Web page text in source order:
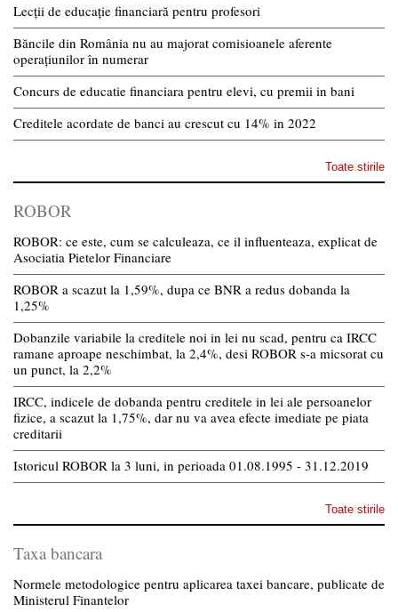
Lecții de educație financiară pentru profesori
Băncile din România nu au majorat comisioanele aferente
operațiunilor în numerar
Concurs de educatie financiara pentru elevi, cu premii in bani
Creditele acordate de banci au crescut cu 14% in 2022
Toate stirile
ROBOR
ROBOR: ce este, cum se calculeaza, ce il influenteaza, explicat de
Asociatia Pietelor Financiare
ROBOR a scazut la 1,59%, dupa ce BNR a redus dobanda la
1,25%
Dobanzile variabile la creditele noi in lei nu scad, pentru ca IRCC
ramane aproape neschimbat, la 2,4%, desi ROBOR s-a micsorat cu
un punct, la 2,2%
IRCC, indicele de dobanda pentru creditele in lei ale persoanelor
fizice, a scazut la 1,75%, dar nu va avea efecte imediate pe piata
creditarii
Istoricul ROBOR la 3 luni, in perioada 01.08.1995 - 31.12.2019
Toate stirile
Taxa bancara
Normele metodologice pentru aplicarea taxei bancare, publicate de
Ministerul Finantelor